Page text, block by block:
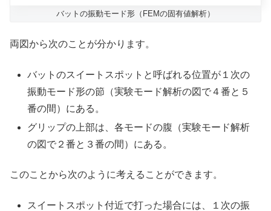
バットの振動モード形（FEMの固有値解析）
両図から次のことが分かります。
バットのスイートスポットと呼ばれる位置が１次の
振動モード形の節（実験モード解析の図で４番と５
番の間）にある。
グリップの上部は、各モードの腹（実験モード解析
の図で２番と３番の間）にある。
このことから次のように考えることができます。
スイートスポット付近で打った場合には、１次の振